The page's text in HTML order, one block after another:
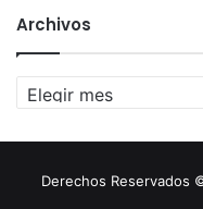
Archivos
Archivos
Derechos Reservados